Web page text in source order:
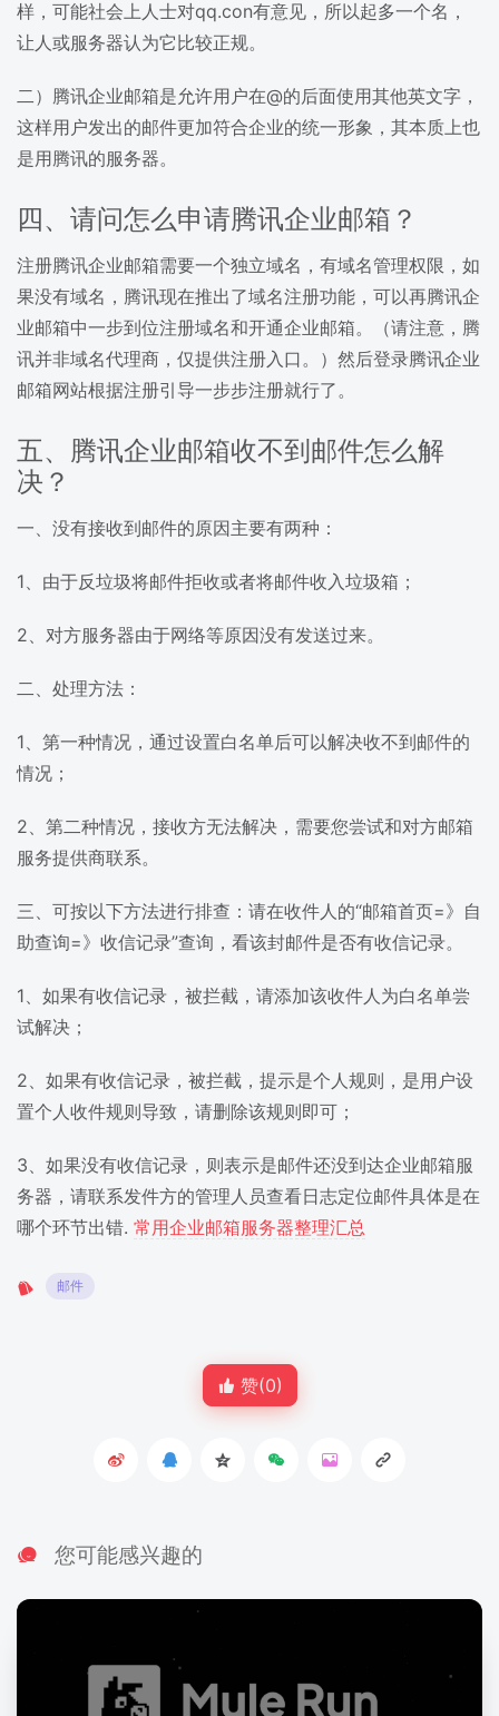
样，可能社会上人士对qq.con有意见，所以起多一个名，
让人或服务器认为它比较正规。
二）腾讯企业邮箱是允许用户在@的后面使用其他英文字，
这样用户发出的邮件更加符合企业的统一形象，其本质上也
是用腾讯的服务器。
四、请问怎么申请腾讯企业邮箱？
注册腾讯企业邮箱需要一个独立域名，有域名管理权限，如
果没有域名，腾讯现在推出了域名注册功能，可以再腾讯企
业邮箱中一步到位注册域名和开通企业邮箱。（请注意，腾
讯并非域名代理商，仅提供注册入口。）然后登录腾讯企业
邮箱网站根据注册引导一步步注册就行了。
五、腾讯企业邮箱收不到邮件怎么解
决？
一、没有接收到邮件的原因主要有两种：
1、由于反垃圾将邮件拒收或者将邮件收入垃圾箱；
2、对方服务器由于网络等原因没有发送过来。
二、处理方法：
1、第一种情况，通过设置白名单后可以解决收不到邮件的
情况；
2、第二种情况，接收方无法解决，需要您尝试和对方邮箱
服务提供商联系。
三、可按以下方法进行排查：请在收件人的“邮箱首页=》自
助查询=》收信记录”查询，看该封邮件是否有收信记录。
1、如果有收信记录，被拦截，请添加该收件人为白名单尝
试解决；
2、如果有收信记录，被拦截，提示是个人规则，是用户设
置个人收件规则导致，请删除该规则即可；
3、如果没有收信记录，则表示是邮件还没到达企业邮箱服
务器，请联系发件方的管理人员查看日志定位邮件具体是在
哪个环节出错. 常用企业邮箱服务器整理汇总
邮件
赞(0)
您可能感兴趣的